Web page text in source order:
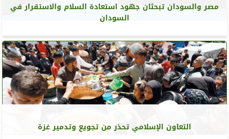
مصر والسودان تبحثان جهود استعادة السلام والاستقرار في
السودان
التعاون الإسلامي تحذر من تجويع وتدمير غزة